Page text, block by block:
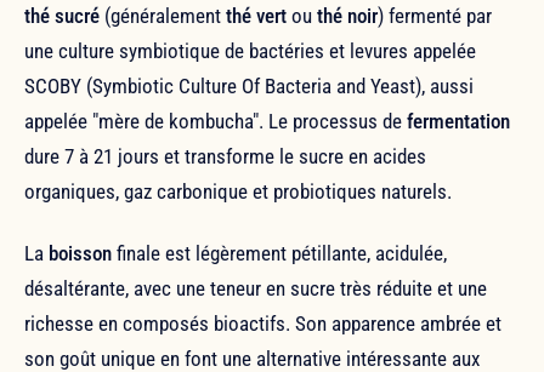
thé sucré (généralement thé vert ou thé noir) fermenté par
une culture symbiotique de bactéries et levures appelée
SCOBY (Symbiotic Culture Of Bacteria and Yeast), aussi
appelée "mère de kombucha". Le processus de fermentation
dure 7 à 21 jours et transforme le sucre en acides
organiques, gaz carbonique et probiotiques naturels.
La boisson finale est légèrement pétillante, acidulée,
désaltérante, avec une teneur en sucre très réduite et une
richesse en composés bioactifs. Son apparence ambrée et
son goût unique en font une alternative intéressante aux